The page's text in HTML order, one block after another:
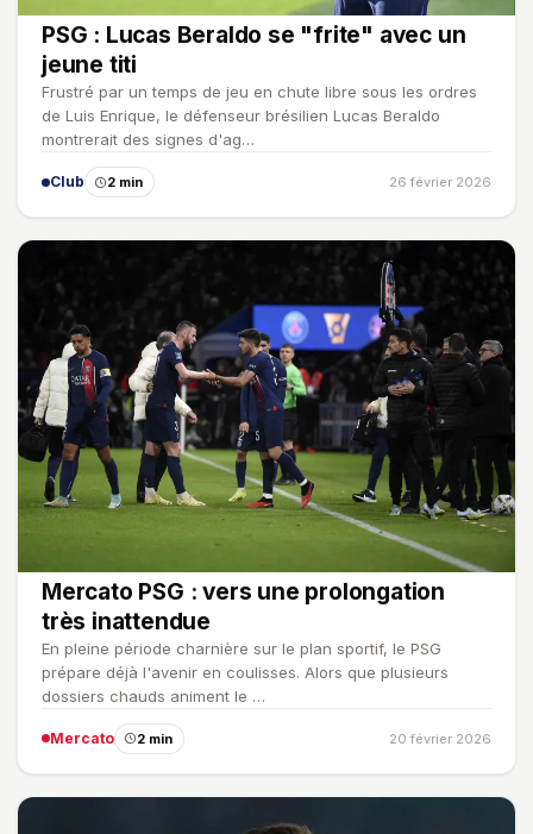
PSG : Lucas Beraldo se "frite" avec un
jeune titi
Frustré par un temps de jeu en chute libre sous les ordres
de Luis Enrique, le défenseur brésilien Lucas Beraldo
montrerait des signes d'ag…
Club 2 min 26 février 2026
Mercato PSG : vers une prolongation
très inattendue
En pleine période charnière sur le plan sportif, le PSG
prépare déjà l'avenir en coulisses. Alors que plusieurs
dossiers chauds animent le …
Mercato 2 min 20 février 2026